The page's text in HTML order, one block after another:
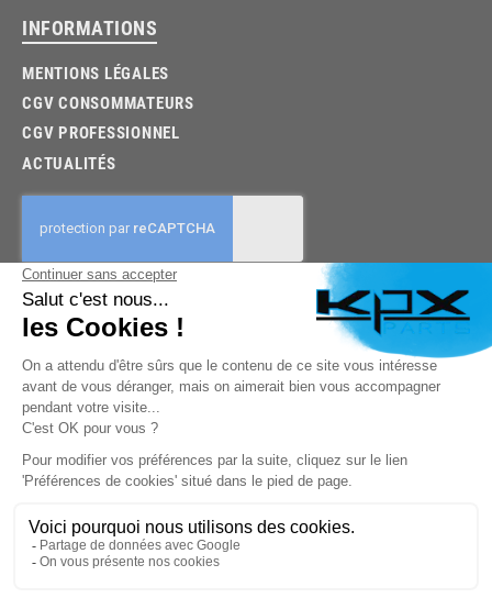
03.85.32.96.74
INFORMATIONS
MENTIONS LÉGALES
CGV CONSOMMATEURS
CGV PROFESSIONNEL
ACTUALITÉS